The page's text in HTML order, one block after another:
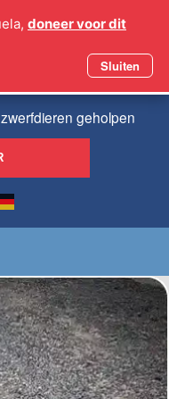
geholpen
doneer voor dit
Sluiten